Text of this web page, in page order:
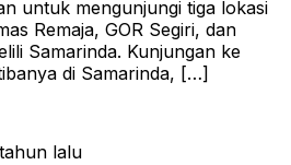
untuk mengunjungi tiga lokasi
Remaja, GOR Segiri, dan
Samarinda. Kunjungan ke
di Samarinda, […]
lalu